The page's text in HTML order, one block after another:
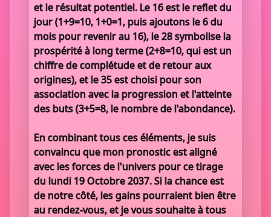
et le résultat potentiel. Le 16 est le reflet du
jour (1+9=10, 1+0=1, puis ajoutons le 6 du
mois pour revenir au 16), le 28 symbolise la
prospérité à long terme (2+8=10, qui est un
chiffre de complétude et de retour aux
origines), et le 35 est choisi pour son
association avec la progression et l'atteinte
des buts (3+5=8, le nombre de l'abondance).
En combinant tous ces éléments, je suis
convaincu que mon pronostic est aligné
avec les forces de l'univers pour ce tirage
du lundi 19 Octobre 2037. Si la chance est
de notre côté, les gains pourraient bien être
au rendez-vous, et je vous souhaite à tous